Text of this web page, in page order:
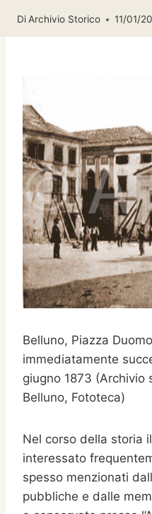
DiArchivio Storico 11/01/
Belluno, Piazza
immediatamente
giugno 1873 (Archivio
Belluno, Fototeca)
Nel corso della storia
interessato
spesso menzionati
pubbliche e dalle